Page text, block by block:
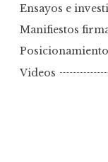
f
e
c
a
Ensayos e
Manifiestos
Videos